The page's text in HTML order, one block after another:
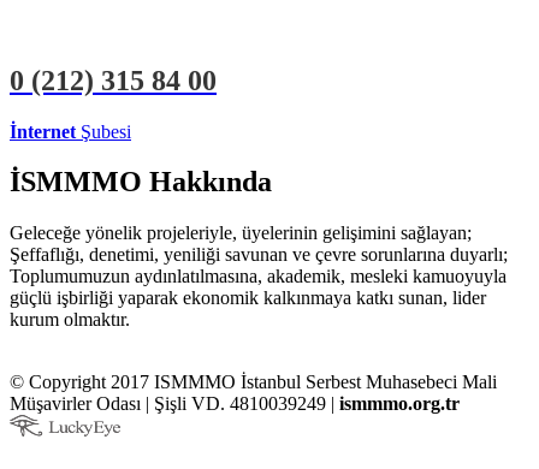
0 (212) 315 84 00
İnternet Şubesi
İSMMMO Hakkında
Geleceğe yönelik projeleriyle, üyelerinin gelişimini sağlayan;
Şeffaflığı, denetimi, yeniliği savunan ve çevre sorunlarına duyarlı;
Toplumumuzun aydınlatılmasına, akademik, mesleki kamuoyuyla
güçlü işbirliği yaparak ekonomik kalkınmaya katkı sunan, lider
kurum olmaktır.
© Copyright 2017 ISMMMO İstanbul Serbest Muhasebeci Mali
Müşavirler Odası | Şişli VD. 4810039249 | ismmmo.org.tr